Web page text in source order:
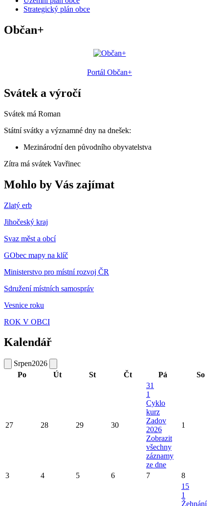
Strategický plán obce
Občan+
Portál Občan+
Svátek a výročí
Svátek má Roman
Státní svátky a významné dny na dnešek:
Mezinárodní den původního obyvatelstva
Zítra má svátek Vavřinec
Mohlo by Vás zajímat
Zlatý erb
Jihočeský kraj
Svaz měst a obcí
GObec mapy na klíč
Ministerstvo pro místní rozvoj ČR
Sdružení místních samospráv
Vesnice roku
ROK V OBCI
Kalendář
Srpen2026
Po
Út St Čt Pá So
27 28 29 30
31
1
Cyklo
kurz
Zadov
2026
Zobrazit
všechny
záznamy
ze dne
1
3 4 5 6 7 8
15
1
Žehnání